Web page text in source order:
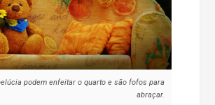
podem enfeitar o quarto e são fofos para
abraçar.